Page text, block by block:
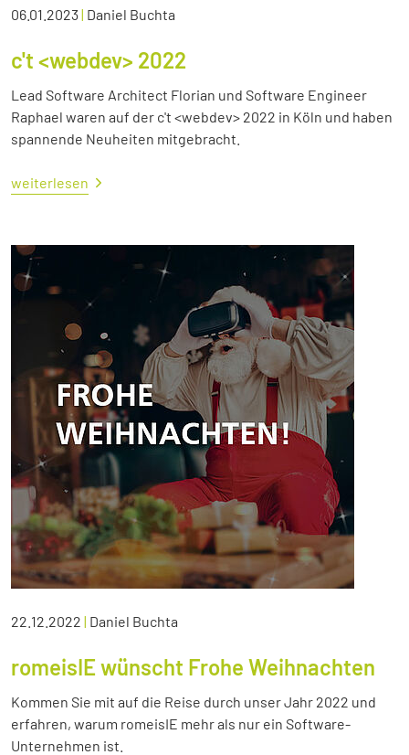
06.01.2023| Daniel Buchta
c't <webdev> 2022
Lead Software Architect Florian und Software Engineer
Raphael waren auf der c't <webdev> 2022 in Köln und haben
spannende Neuheiten mitgebracht.
weiterlesen
22.12.2022 | Daniel Buchta
romeisIE wünscht Frohe Weihnachten
Kommen Sie mit auf die Reise durch unser Jahr 2022 und
erfahren, warum romeisIE mehr als nur ein Software-
Unternehmen ist.